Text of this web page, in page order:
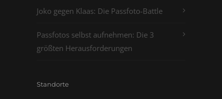
Joko gegen Klaas: Die Passfoto-Battle
Passfotos selbst aufnehmen: Die 3
größten Herausforderungen
Standorte